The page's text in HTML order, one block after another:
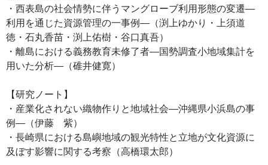
・西表島の社会情勢に伴うマングローブ利用形態の変遷―
利用を通じた資源管理の一事例―（渕上ゆかり・上須道
徳・石丸香苗・渕上佑樹・谷口真吾）
・離島における義務教育未修了者―国勢調査小地域集計を
用いた分析―（碓井健寛）
【研究ノート】
・産業化されない織物作りと地域社会―沖縄県小浜島の事
例―（伊藤 紫）
・長崎県における島嶼地域の観光特性と立地が文化資源に
及ぼす影響に関する考察（高橋環太郎）